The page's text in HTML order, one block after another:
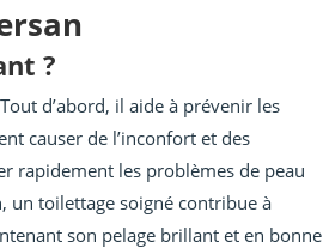
?
d’abord, il aide à prévenir les
causer de l’inconfort et des
rapidement les problèmes de peau
un toilettage soigné contribue à
son pelage brillant et en bonne